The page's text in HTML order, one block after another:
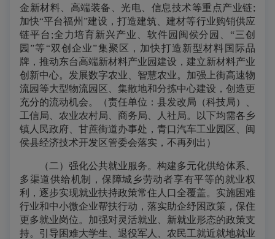
金新材料、高端装备、光电、信息技术等重点产业链;
加快“平台福州”建设，打造建筑、建材等行业购销供应
链平台;全力培育新兴产业、软件园闽侯分园、“三创
园”等“双创企业”集聚区，加快打造新型材料国际品
牌，推动东台高端新材料产业园建设，建立新材料产业
创新中心。发展数字农业、智慧农业。加强上街高速物
流园等大型物流园区、集散地和分拣中心建设，创造更
充分的流动机会。（责任单位：县发改局（科技局）、
工信局、农业农村局、商务局、人社局。以下均需各乡
镇人民政府、甘蔗街道办事处，青口汽车工业园区、闽
侯县经济技术开发区管委会落实，不再列出）
（二）强化公共就业服务。构建多元化供给体系、
多渠道供给机制，保障城乡劳动者享有平等的就业权
利，逐步实现就业扶持政策常住人口全覆盖。实施困难
行业和中小微企业帮扶行动，落实助企纾困政策，保住
更多就业岗位。加强对灵活就业、新就业形态的政策支
持。引导困难大学生、退役军人、农民工就近就地就业